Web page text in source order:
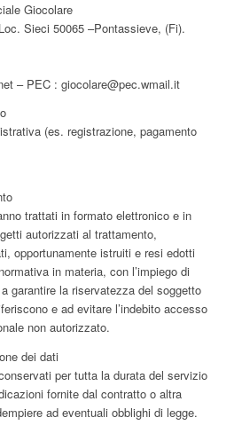
Giocolare
Sieci 50065 –Pontassieve, (Fi).
– PEC : giocolare@pec.wmail.it
(es. registrazione, pagamento
trattati in formato elettronico e in
autorizzati al trattamento,
opportunamente istruiti e resi edotti
in materia, con l’impiego di
garantire la riservatezza del soggetto
e ad evitare l’indebito accesso
non autorizzato.
dei dati
per tutta la durata del servizio
fornite dal contratto o altra
ad eventuali obblighi di legge.